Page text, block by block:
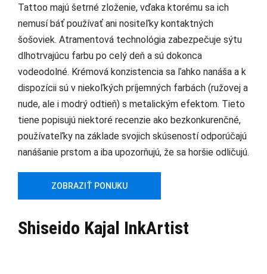
Tattoo majú šetrné zloženie, vďaka ktorému sa ich
nemusí báť používať ani nositeľky kontaktných
šošoviek. Atramentová technológia zabezpečuje sýtu
dlhotrvajúcu farbu po celý deň a sú dokonca
vodeodolné. Krémová konzistencia sa ľahko nanáša a k
dispozícii sú v niekoľkých príjemných farbách (ružovej a
nude, ale i modrý odtieň) s metalickým efektom. Tieto
tiene popisujú niektoré recenzie ako bezkonkurenčné,
používateľky na základe svojich skúseností odporúčajú
nanášanie prstom a iba upozorňujú, že sa horšie odličujú.
ZOBRAZIŤ PONUKU
Shiseido Kajal InkArtist